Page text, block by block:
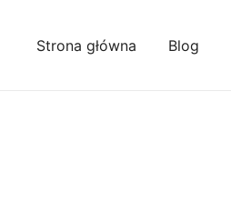
Strona główna Blog